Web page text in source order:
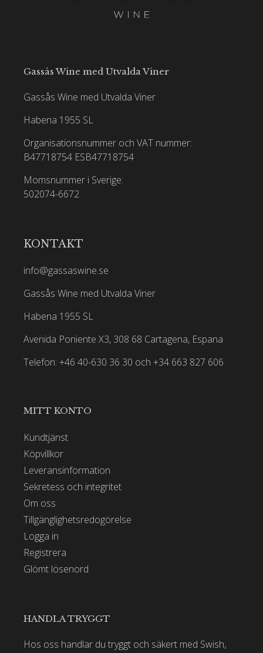
Gassås Wine med Utvalda Viner
Gassås Wine med Utvalda Viner
Habena 1955 SL
Organisationsnummer och VAT nummer:
B47718754 ESB47718754
Momsnummer i Sverige:
502074-6672
KONTAKT
info@gassaswine.se
Gassås Wine med Utvalda Viner
Habena 1955 SL
Avenida Poniente X3, 308 68 Cartagena, Espana
Telefon: +46 40-630 36 30 och +34 663 827 606
MITT KONTO
Kundtjänst
Köpvillkor
Leveransinformation
Sekretess och integritet
Om oss
Tillgänglighetsredogörelse
Logga in
Registrera
Glömt lösenord
HANDLA TRYGGT
Hos oss handlar du tryggt och säkert med Swish,